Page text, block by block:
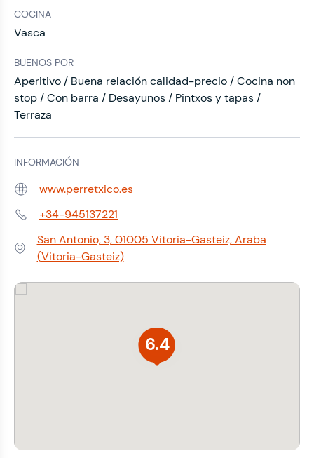
COCINA
Vasca
BUENOS POR
Aperitivo / Buena relación calidad-precio / Cocina non
stop / Con barra / Desayunos / Pintxos y tapas /
Terraza
INFORMACIÓN
Web: www.perretxico.es
Teléfono:+34-945137221
Dirección:
San Antonio, 3, 01005 Vitoria-Gasteiz, Araba
(Vitoria-Gasteiz)
6.4